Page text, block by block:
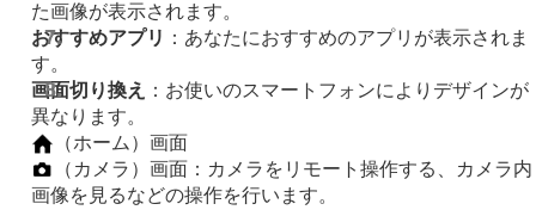
た画像が表示されます。
おすすめアプリ ：あなたにおすすめのアプリが表示されま
す。
画面切り換え
：お使いのスマートフォンによりデザインが
異なります。
（ホーム ）画面
（ カメラ ）画面：カメラをリモート操作する、カメラ内
画像を見るなどの操作を行います。